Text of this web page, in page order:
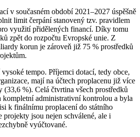
v současném období 2021–2027 úspěšně
limit čerpání stanovený tzv. pravidlem
využití přidělených financí. Díky tomu
zpět do rozpočtu Evropské unie. Z
korun je zároveň již 75 % prostředků
tempo. Příjemci dotací, tedy obce,
mají na účtech proplacenu již více
(33,6 %). Celá čtvrtina všech prostředků
kompletní administrativní kontrolou a byla
k finálnímu proplacení do státního
projekty jsou nejen schválené, ale i
vyúčtované.